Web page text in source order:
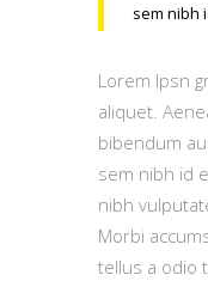
sem nibh
Lorem Ipsn
aliquet.
bibendum
sem nibh id
nibh
Morbi
tellus a odio